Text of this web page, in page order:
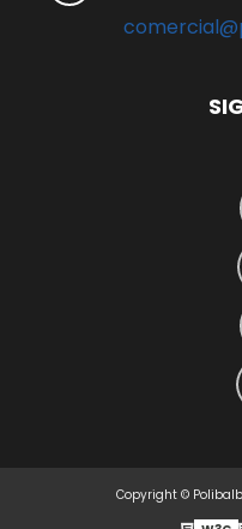
Copyright ©